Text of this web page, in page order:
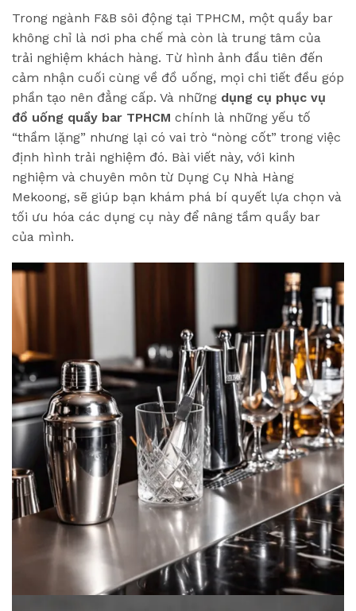
Trong ngành F&B sôi động tại TPHCM, một quầy bar
không chỉ là nơi pha chế mà còn là trung tâm của
trải nghiệm khách hàng. Từ hình ảnh đầu tiên đến
cảm nhận cuối cùng về đồ uống, mọi chi tiết đều góp
phần tạo nên đẳng cấp. Và những dụng cụ phục vụ
đồ uống quầy bar TPHCM chính là những yếu tố
“thầm lặng” nhưng lại có vai trò “nòng cốt” trong việc
định hình trải nghiệm đó. Bài viết này, với kinh
nghiệm và chuyên môn từ Dụng Cụ Nhà Hàng
Mekoong, sẽ giúp bạn khám phá bí quyết lựa chọn và
tối ưu hóa các dụng cụ này để nâng tầm quầy bar
của mình.